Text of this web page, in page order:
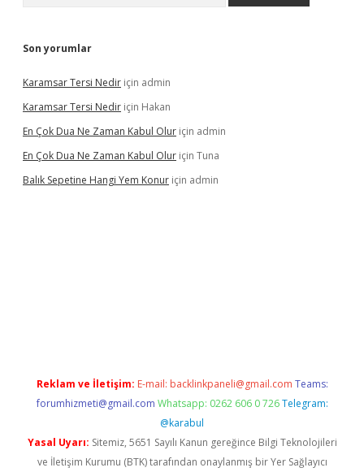
Son yorumlar
Karamsar Tersi Nedir için admin
Karamsar Tersi Nedir için Hakan
En Çok Dua Ne Zaman Kabul Olur için admin
En Çok Dua Ne Zaman Kabul Olur için Tuna
Balık Sepetine Hangi Yem Konur için admin
Reklam ve İletişim: E-mail: backlinkpaneli@gmail.com Teams:
forumhizmeti@gmail.com Whatsapp: 0262 606 0 726 Telegram:
@karabul
Yasal Uyarı: Sitemiz, 5651 Sayılı Kanun gereğince Bilgi Teknolojileri
ve İletişim Kurumu (BTK) tarafından onaylanmış bir Yer Sağlayıcı